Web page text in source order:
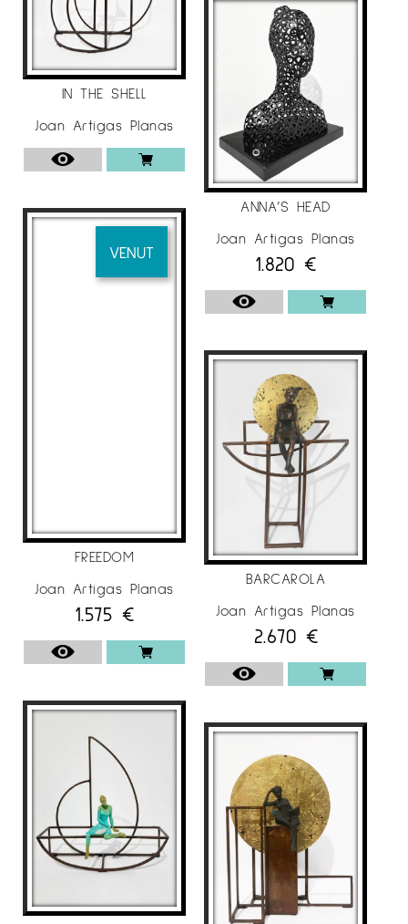
IN THE SHELL
Joan Artigas Planas
VENUT
FREEDOM
Joan Artigas Planas
1.575 €
ANNA’S HEAD
Joan Artigas Planas
1.820 €
BARCAROLA
Joan Artigas Planas
2.670 €